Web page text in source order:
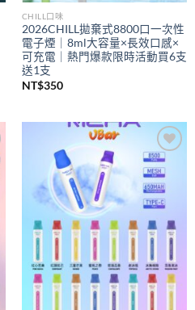
CHILL口味
2026CHILL拋棄式8800口一次性
電子煙｜8ml大容量×長效口感×
可充電｜熱門爆款限時活動買6支
送1支
NT$350
Add to
wishlist